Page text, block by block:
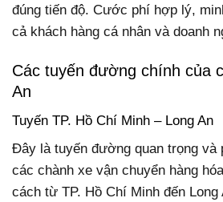
đúng tiến độ. Cước phí hợp lý,
cả khách hàng cá nhân và doanh
Các tuyến đường chính của
An
Tuyến TP. Hồ Chí Minh – Long An
Đây là tuyến đường quan trọng và
các chành xe vận chuyển hàng
cách từ TP. Hồ Chí Minh đến Long